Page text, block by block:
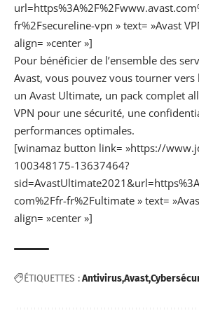
fr%2Fsecureline-vpn » text= »Avast
align= »center »]
Pour bénéficier de l’ensemble des
Avast, vous pouvez vous tourner
un Avast Ultimate, un pack complet
VPN pour une sécurité, une
performances optimales.
[winamaz button link= »https://
100348175-13637464?
com%2Ffr-fr%2Fultimate » text=
align= »center »]
ÉTIQUETTES :AntivirusAvast